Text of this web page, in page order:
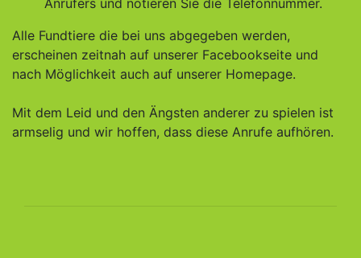
Anrufers und notieren Sie die Telefonnummer.
Alle Fundtiere die bei uns abgegeben werden,
erscheinen zeitnah auf unserer Facebookseite und
nach Möglichkeit auch auf unserer Homepage.
Mit dem Leid und den Ängsten anderer zu spielen ist
armselig und wir hoffen, dass diese Anrufe aufhören.